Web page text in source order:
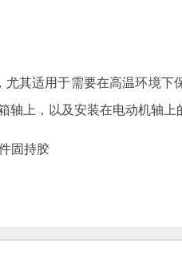
适用于需要在高温环境下
上，以及安装在电动机轴上
固持胶